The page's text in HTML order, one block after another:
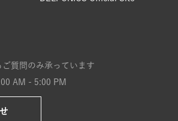
質問のみ承っています
AM - 5:00 PM